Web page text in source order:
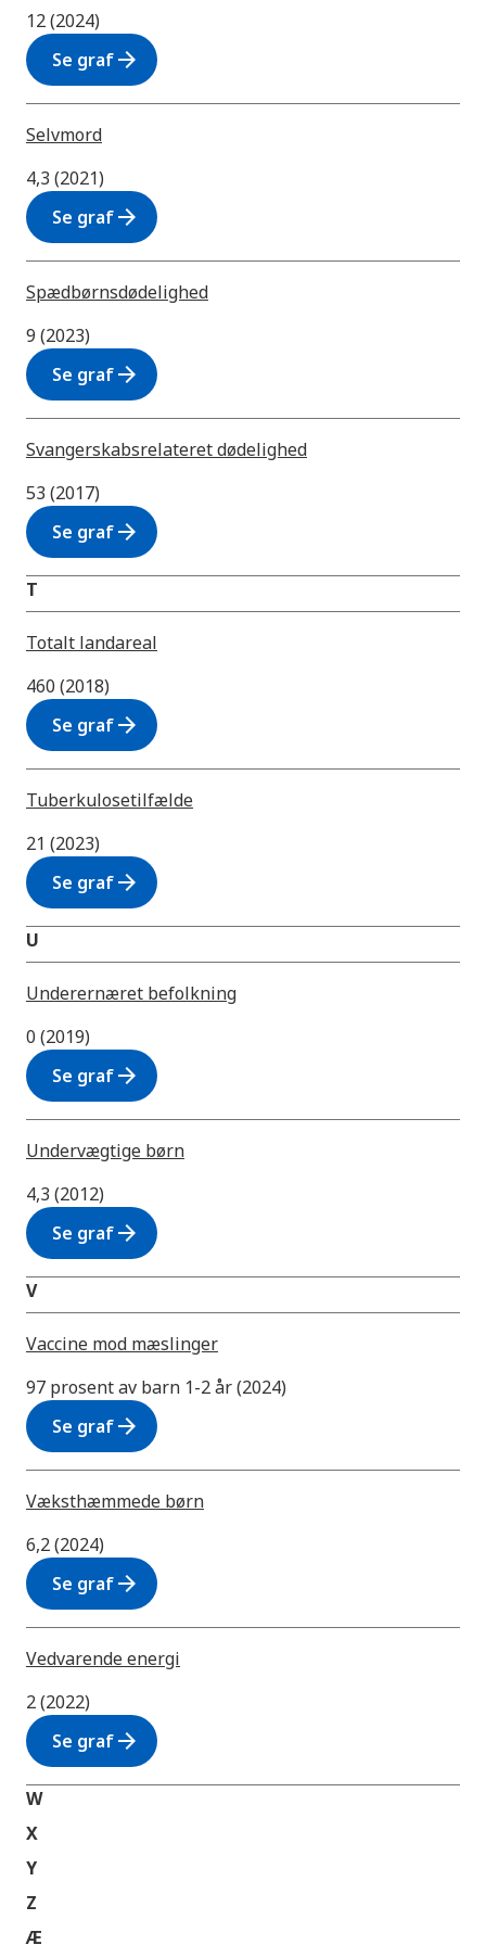
12 (2024)
Se grafarrow_forward
Selvmord
4,3 (2021)
Se grafarrow_forward
Spædbørnsdødelighed
9 (2023)
Se grafarrow_forward
Svangerskabsrelateret dødelighed
53 (2017)
Se grafarrow_forward
T
Totalt landareal
460 (2018)
Se grafarrow_forward
Tuberkulosetilfælde
21 (2023)
Se grafarrow_forward
U
Underernæret befolkning
0 (2019)
Se grafarrow_forward
Undervægtige børn
4,3 (2012)
Se grafarrow_forward
V
Vaccine mod mæslinger
97 prosent av barn 1-2 år (2024)
Se grafarrow_forward
Væksthæmmede børn
6,2 (2024)
Se grafarrow_forward
Vedvarende energi
2 (2022)
Se grafarrow_forward
W
X
Y
Z
Æ